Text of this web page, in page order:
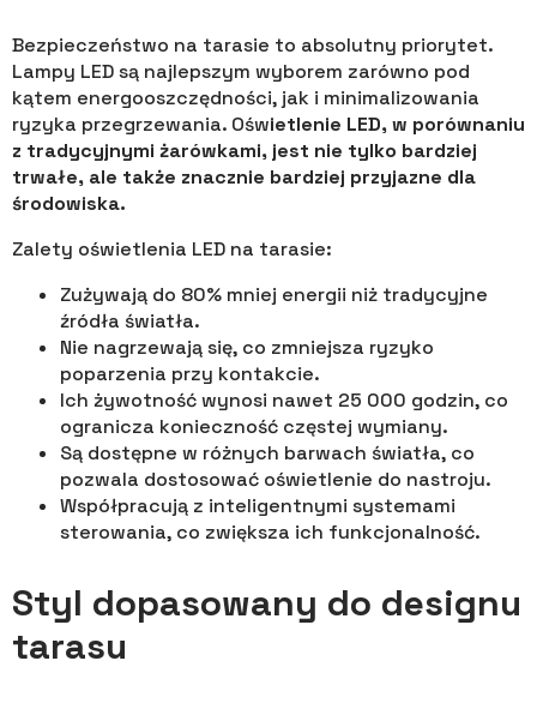
Bezpieczeństwo na tarasie to absolutny priorytet.
Lampy LED są najlepszym wyborem zarówno pod
kątem energooszczędności, jak i minimalizowania
ryzyka przegrzewania. Oświetlenie LED, w porównaniu
z tradycyjnymi żarówkami, jest nie tylko bardziej
trwałe, ale także znacznie bardziej przyjazne dla
środowiska.
Zalety oświetlenia LED na tarasie:
Zużywają do 80% mniej energii niż tradycyjne
źródła światła.
Nie nagrzewają się, co zmniejsza ryzyko
poparzenia przy kontakcie.
Ich żywotność wynosi nawet 25 000 godzin, co
ogranicza konieczność częstej wymiany.
Są dostępne w różnych barwach światła, co
pozwala dostosować oświetlenie do nastroju.
Współpracują z inteligentnymi systemami
sterowania, co zwiększa ich funkcjonalność.
Styl dopasowany do designu
tarasu